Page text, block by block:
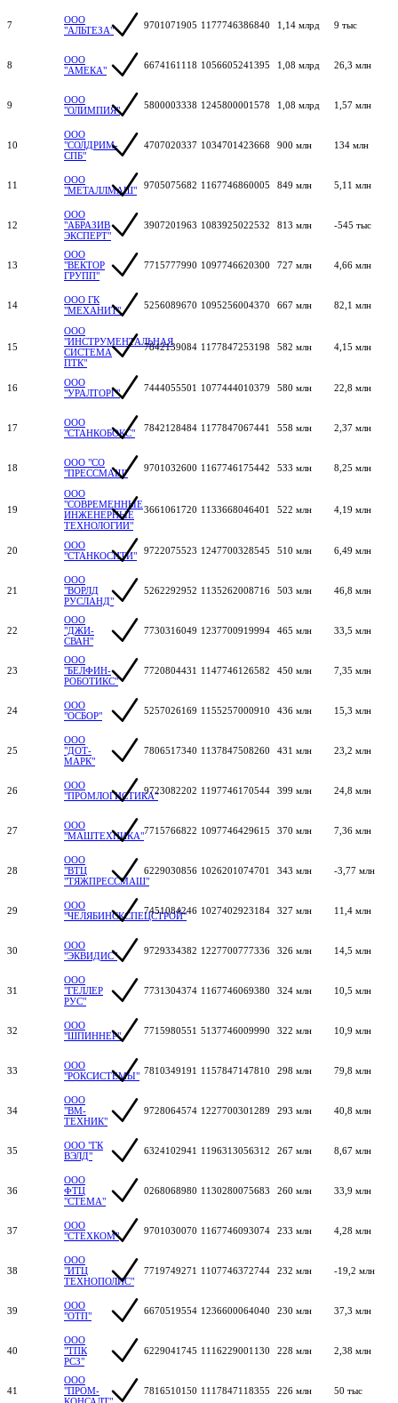
7
ООО
"АЛЬТЕЗА"
9701071905 1177746386840 1,14 млрд 9 тыс
8
ООО
"АМЕКА"
6674161118 1056605241395 1,08 млрд 26,3 млн
9
ООО
"ОЛИМПИЯ"
5800003338 1245800001578 1,08 млрд 1,57 млн
10
ООО
"СОЛДРИМ-
СПБ"
4707020337 1034701423668 900 млн 134 млн
11
ООО
"МЕТАЛЛМАШ"
9705075682 1167746860005 849 млн 5,11 млн
12
ООО
"АБРАЗИВ
ЭКСПЕРТ"
3907201963 1083925022532 813 млн -545 тыс
13
ООО
"ВЕКТОР
ГРУПП"
7715777990 1097746620300 727 млн 4,66 млн
14
ООО ГК
"МЕХАНИТ"
5256089670 1095256004370 667 млн 82,1 млн
15
ООО
"ИНСТРУМЕНТАЛЬНАЯ
СИСТЕМА
ПТК"
7842139084 1177847253198 582 млн 4,15 млн
16
ООО
"УРАЛТОРГ"
7444055501 1077444010379 580 млн 22,8 млн
17
ООО
"СТАНКОБОКС"
7842128484 1177847067441 558 млн 2,37 млн
18
ООО "СО
"ПРЕССМАШ"
9701032600 1167746175442 533 млн 8,25 млн
19
ООО
"СОВРЕМЕННЫЕ
ИНЖЕНЕРНЫЕ
ТЕХНОЛОГИИ"
3661061720 1133668046401 522 млн 4,19 млн
20
ООО
"СТАНКОСИТИ"
9722075523 1247700328545 510 млн 6,49 млн
21
ООО
"ВОРЛД
РУСЛАНД"
5262292952 1135262008716 503 млн 46,8 млн
22
ООО
"ДЖИ-
СВАН"
7730316049 1237700919994 465 млн 33,5 млн
23
ООО
"БЕЛФИН-
РОБОТИКС"
7720804431 1147746126582 450 млн 7,35 млн
24
ООО
"ОСБОР"
5257026169 1155257000910 436 млн 15,3 млн
25
ООО
"ДОТ-
МАРК"
7806517340 1137847508260 431 млн 23,2 млн
26
ООО
"ПРОМЛОГИСТИКА"9723082202 1197746170544 399 млн 24,8 млн
27
ООО
"МАШТЕХНИКА"7715766822 1097746429615 370 млн 7,36 млн
28
ООО
"ВТЦ
"ТЯЖПРЕССМАШ"
6229030856 1026201074701 343 млн -3,77 млн
29
ООО
"ЧЕЛЯБИНСКСПЕЦСТРОЙ"
7451084246 1027402923184 327 млн 11,4 млн
30
ООО
"ЭКВИДИС"
9729334382 1227700777336 326 млн 14,5 млн
31
ООО
"ГЕЛЛЕР
РУС"
7731304374 1167746069380 324 млн 10,5 млн
32
ООО
"ШПИННЕР"
7715980551 5137746009990 322 млн 10,9 млн
33
ООО
"РОКСИСТЕМЫ" 7810349191 1157847147810 298 млн 79,8 млн
34
ООО
"ВМ-
ТЕХНИК"
9728064574 1227700301289 293 млн 40,8 млн
35
ООО "ГК
ВЭЛД"
6324102941 1196313056312 267 млн 8,67 млн
36
ООО
ФТЦ
"СТЕМА"
0268068980 1130280075683 260 млн 33,9 млн
37
ООО
"СТЕХКОМ"
9701030070 1167746093074 233 млн 4,28 млн
38
ООО
"ИТЦ
ТЕХНОПОЛИС"
7719749271 1107746372744 232 млн -19,2 млн
39
ООО
"ОТП"
6670519554 1236600064040 230 млн 37,3 млн
40
ООО
"ТПК
РСЗ"
6229041745 1116229001130 228 млн 2,38 млн
41
ООО
"ПРОМ-
7816510150 1117847118355 226 млн 50 тыс